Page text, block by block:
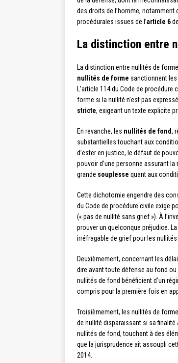
des droits de l’homme, notamment
procédurales issues de l’article 6
La distinction entre
La distinction entre nullités de
nullités de forme sanctionnent
L’article 114 du Code de
forme si la nullité n’est pas
stricte, exigeant un texte explicite
En revanche, les nullités de fond,
substantielles touchant aux
d’ester en justice, le défaut de
pouvoir d’une personne assurant
grande souplesse quant aux
Cette dichotomie engendre des
du Code de procédure civile exige
(« pas de nullité sans grief »). À
prouver un quelconque préjudice.
irréfragable de grief pour les nullités
Deuxièmement, concernant les
dire avant toute défense au fond ou
nullités de fond bénéficient d’un
compris pour la première fois en
Troisièmement, les nullités de
de nullité disparaissant si sa finalité
nullités de fond, touchant à des
que la jurisprudence ait assoupli
2014.